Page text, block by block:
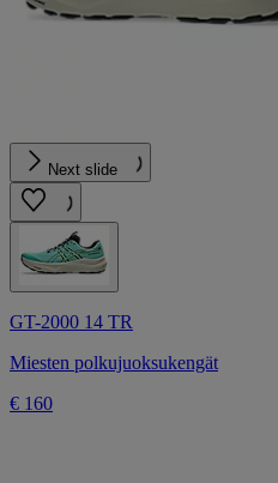
Next slide
GT-2000 14 TR
Miesten polkujuoksukengät
€ 160